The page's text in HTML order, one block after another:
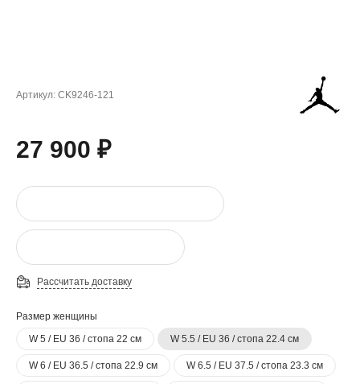
Артикул: CK9246-121
27 900 ₽
Рассчитать доставку
Размер женщины
W 5 / EU 36 / стопа 22 см
W 5.5 / EU 36 / стопа 22.4 см
W 6 / EU 36.5 / стопа 22.9 см W 6.5 / EU 37.5 / стопа 23.3 см